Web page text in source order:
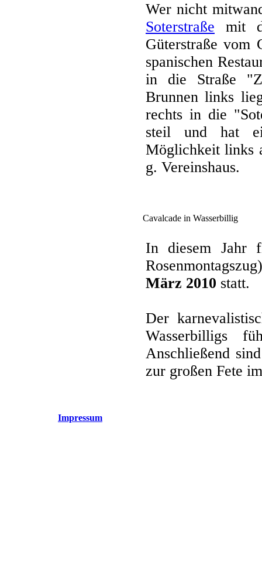
Wer nicht
Soterstraße mit
Güterstraße vom
spanischen
in die Straße
Brunnen links
rechts in die
steil und hat
Möglichkeit links
g. Vereinshaus.
Cavalcade in Wasserbillig
In diesem Jahr
März 2010 statt.
Der
Wasserbilligs
Anschließend
zur großen Fete
Impressum